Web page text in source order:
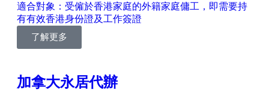
適合對象：受僱於香港家庭的外籍家庭傭工，即需要持
有有效香港身份證及工作簽證
了解更多
加拿大永居代辦